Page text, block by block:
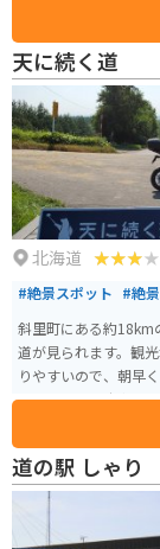
る売店などがあり、知床観
な魚介類を使った料
元の海の幸を堪能することができます。
お土産に最適な特産品が数多く
ホーツク海沿いの国
す。 道の駅には、広い駐車場も完備されているので、休憩場所としても利用
できます。 【おすすめポイント】 * 雄大なオホーツク海と知床連山を一望で
きる絶景スポット *
光の拠点として最適 【バイクツーリング情報】 * オホーツク海沿いの国道33
5号線は、景色が良く
で休憩場所としても
天に続く道
北海道
#絶景スポット #絶
斜里町にある約18km
道が見られます。観
りやすいので、朝早
イントです。駐車場
道の駅 しゃり